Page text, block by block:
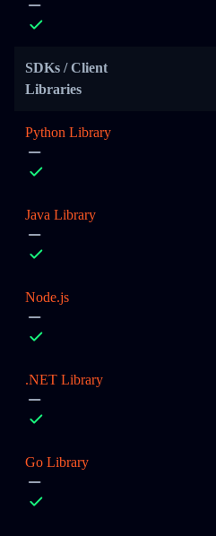
SDKs / Client
Libraries
Python Library
Java Library
Node.js
.NET Library
Go Library